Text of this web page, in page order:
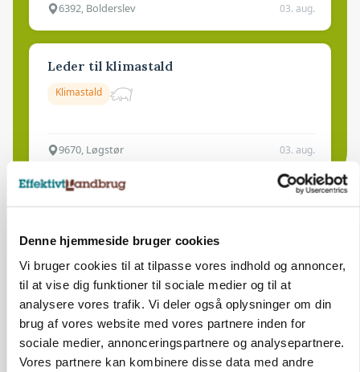
Denne hjemmeside bruger cookies
Vi bruger cookies til at tilpasse vores indhold og annoncer,
til at vise dig funktioner til sociale medier og til at
analysere vores trafik. Vi deler også oplysninger om din
brug af vores website med vores partnere inden for
sociale medier, annonceringspartnere og analysepartnere.
Vores partnere kan kombinere disse data med andre
6392, Bolderslev 03. aug.
Leder til klimastald
Klimastald
9670, Løgstør 03. aug.